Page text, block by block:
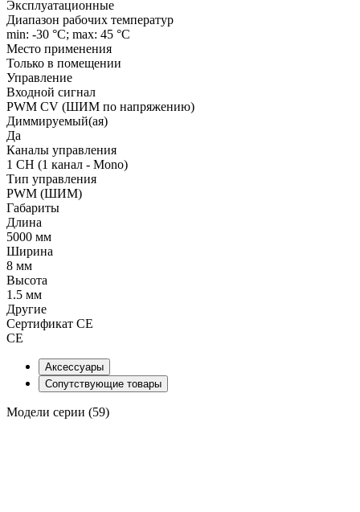
Эксплуатационные
Диапазон рабочих температур
min: -30 °C; max: 45 °C
Место применения
Только в помещении
Управление
Входной сигнал
PWM СV (ШИМ по напряжению)
Диммируемый(ая)
Да
Каналы управления
1 CH (1 канал - Mono)
Тип управления
PWM (ШИМ)
Габариты
Длина
5000 мм
Ширина
8 мм
Высота
1.5 мм
Другие
Сертификат CE
CE
Аксессуары
Сопутствующие товары
Модели серии (59)